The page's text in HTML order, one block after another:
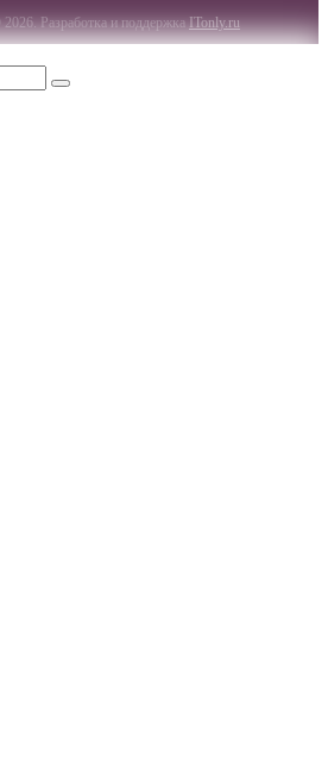
Разработка и поддержкаITonly.ru